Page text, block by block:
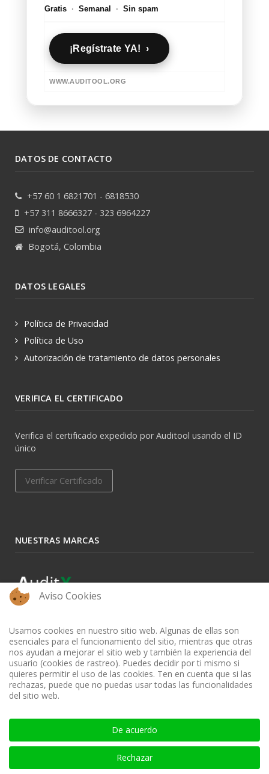
Gratis · Semanal · Sin spam
¡Regístrate YA! ›
WWW.AUDITOOL.ORG
DATOS DE CONTACTO
+57 60 1 6821701 - 6818530
+57 311 8666327 - 323 6964227
info@auditool.org
Bogotá, Colombia
DATOS LEGALES
Política de Privacidad
Política de Uso
Autorización de tratamiento de datos personales
VERIFICA EL CERTIFICADO
Verifica el certificado expedido por Auditool usando el ID
único
Verificar Certificado
NUESTRAS MARCAS
BIBLIOTECA AUDITOOL - ISSN: 2665-1696 y 2665-3508
Aviso Cookies
Usamos cookies en nuestro sitio web. Algunas de ellas son
esenciales para el funcionamiento del sitio, mientras que otras
nos ayudan a mejorar el sitio web y también la experiencia del
usuario (cookies de rastreo). Puedes decidir por ti mismo si
quieres permitir el uso de las cookies. Ten en cuenta que si las
rechazas, puede que no puedas usar todas las funcionalidades
del sitio web.
De acuerdo
Rechazar